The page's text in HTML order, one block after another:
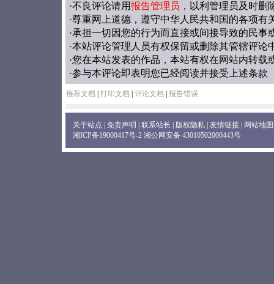
·不良评论请用报告管理员 ，以利管理员及时删
·尊重网上道德，遵守中华人民共和国的各项有
·承担一切因您的行为而直接或间接导致的民事
·本站评论管理人员有权保留或删除其管辖评论
·您在本站发表的作品，本站有权在网站内转载
·参与本评论即表明您已经阅读并接受上述条款
推荐文档 打印文档 评论文档 报告错误
关于站点 免责声明 联系站长 版权隐私 友情链接
网站地图
湘ICP备19000417号-2 湘公网安备 43010502000443号